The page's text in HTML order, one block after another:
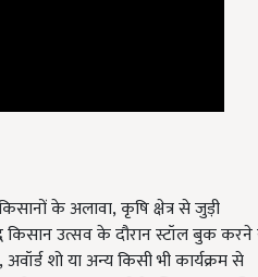
के अलावा
उत्सव के दौरान स्टॉल बुक करने या
,अवॉर्ड शो या अन्य किसी भी कार्यक्रम से
जुड़ी अधिक जानकारी के लिएMFOIकी